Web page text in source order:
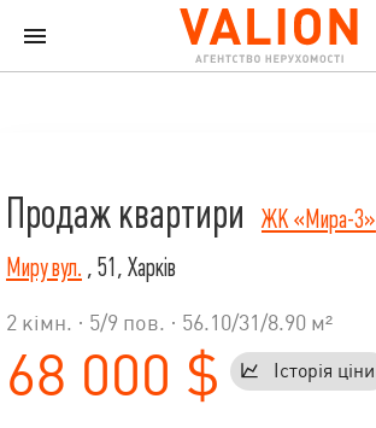
Продаж квартири ЖК «Мира-3»
Миру вул. , 51, Харків
2 кімн. · 5/9 пов. · 56.10/31/8.90 м²
68 000 $ Історія ціни